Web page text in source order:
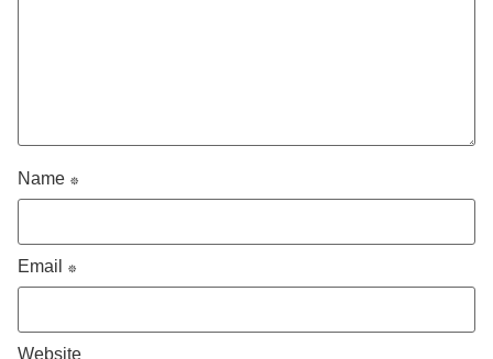
Name *
Email *